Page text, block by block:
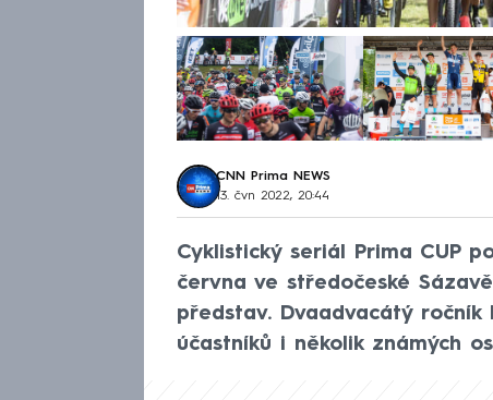
CNN Prima NEWS
13. čvn 2022, 20:44
Cyklistický seriál Prima CUP
června ve středočeské
představ. Dvaadvacátý
účastníků i několik známých